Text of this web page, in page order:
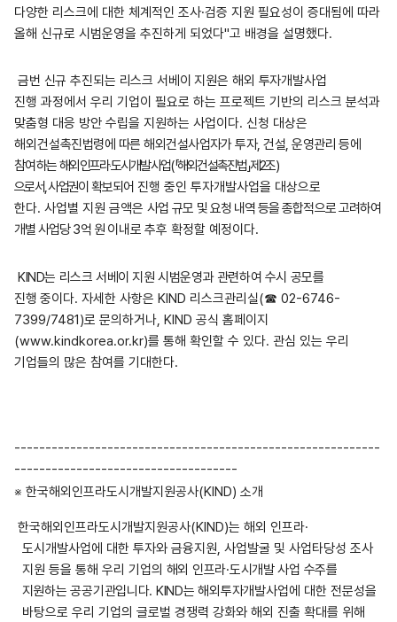
다양한 리스크에 대한 체계적인 조사·검증 지원 필요성이 증대됨에 따라
올해 신규로 시범운영을 추진하게 되었다"고 배경을 설명했다.
금번 신규 추진되는 리스크 서베이 지원은 해외 투자개발사업
진행 과정에서 우리 기업이 필요로 하는 프로젝트 기반의 리스크 분석과
맞춤형 대응 방안 수립을 지원하는 사업이다. 신청 대상은
해외건설촉진법령에 따른 해외건설사업자가 투자, 건설, 운영관리 등에
참여하는해외인프라‧도시개발사업(「해외건설촉진법」제2조)
으로서, 사업권이 확보되어 진행 중인 투자개발사업을 대상으로
한다. 사업별 지원 금액은 사업규모 및 요청 내역 등을 종합적으로 고려하여
개별 사업당 3억 원이내로 추후 확정할 예정이다.
KIND는 리스크 서베이 지원 시범운영과 관련하여 수시 공모를
진행 중이다.자세한 사항은KIND 리스크관리실(☎ 02-6746-
7399/7481)로 문의하거나 , KIND 공식 홈페이지
(www.kindkorea.or.kr)를 통해 확인할 수 있다. 관심 있는 우리
기업들의 많은 참여를 기대한다.
-----------------------------------------------------------
------------------------------------
※ 한국해외인프라도시개발지원공사(KIND) 소개
한국해외인프라도시개발지원공사(KIND)는 해외 인프라·
도시개발사업에 대한 투자와 금융지원 사업발굴 및 사업타당성 조사
지원 등을 통해 우리 기업의 해외 인프라·도시개발 사업 수주를
지원하는 공공기관입니다. KIND는 해외투자개발사업에 대한 전문성을
바탕으로 우리 기업의 글로벌 경쟁력 강화와 해외 진출 확대를 위해